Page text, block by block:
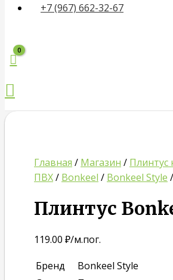
+7 (967) 662-32-67
Поиск
Главная / Магазин / Плинтус
ПВХ/ Bonkeel / Bonkeel Style
Плинтус
119.00 ₽/м.пог.
Бренд
Bonkeel Style